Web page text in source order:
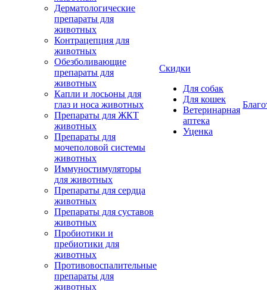
Дерматологические
препараты для
животных
Контрацепция для
животных
Обезболивающие
препараты для
животных
Капли и лосьоны для
глаз и носа животных
Препараты для ЖКТ
животных
Препараты для
мочеполовой системы
животных
Иммуностимуляторы
для животных
Препараты для сердца
животных
Препараты для суставов
животных
Пробиотики и
пребиотики для
животных
Противовоспалительные
препараты для
животных
Скидки
Для собак
Для кошек
Ветеринарная
аптека
Уценка